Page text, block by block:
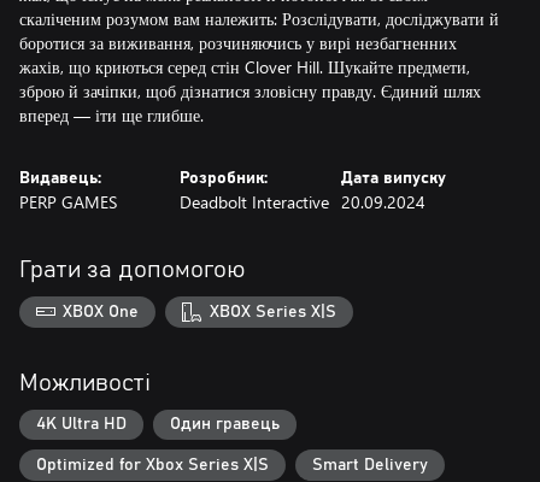
скаліченим розумом вам належить: Розслідувати, досліджувати й
боротися за виживання, розчиняючись у вирі незбагненних
жахів, що криються серед стін Clover Hill. Шукайте предмети,
зброю й зачіпки, щоб дізнатися зловісну правду. Єдиний шлях
вперед — іти ще глибше.
Видавець:
PERP GAMES
Розробник:
Deadbolt Interactive
Дата випуску
20.09.2024
Грати за допомогою
XBOX One XBOX Series X|S
Можливості
4K Ultra HD Один гравець
Optimized for Xbox Series X|S Smart Delivery